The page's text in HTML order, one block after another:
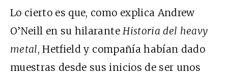
Lo cierto es que, como explica Andrew
O’Neill en su hilaranteHistoria del heavy
metal, Hetfield y compañía habían dado
muestras desde sus inicios de ser unos